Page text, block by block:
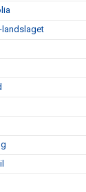
landslaget